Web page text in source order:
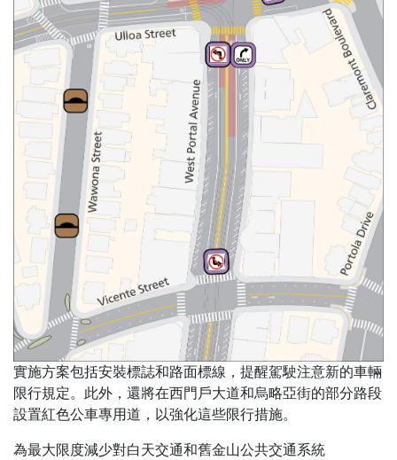
實施方案包括安裝標誌和路面標線，提醒駕駛注意新的車輛
限行規定。此外，還將在西門戶大道和烏略亞街的部分路段
設置紅色公車專用道，以強化這些限行措施。
為最大限度減少對白天交通和舊金山公共交通系統